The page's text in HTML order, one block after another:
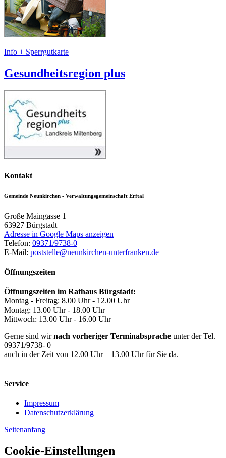
Info + Sperrgutkarte
Gesundheitsregion plus
Kontakt
Gemeinde Neunkirchen - Verwaltungsgemeinschaft Erftal
Große Maingasse 1
63927 Bürgstadt
Adresse in Google Maps anzeigen
Telefon: 09371/9738-0
E-Mail: poststelle@neunkirchen-unterfranken.de
Öffnungszeiten
Öffnungszeiten im Rathaus Bürgstadt:
Montag - Freitag: 8.00 Uhr - 12.00 Uhr
Montag: 13.00 Uhr - 18.00 Uhr
Mittwoch: 13.00 Uhr - 16.00 Uhr
Gerne sind wirnach vorheriger Terminabsprache unter der Tel.
09371/9738- 0
auch in der Zeit von 12.00 Uhr – 13.00 Uhr für Sie da.
Service
Impressum
Datenschutzerklärung
Seitenanfang
Cookie-Einstellungen